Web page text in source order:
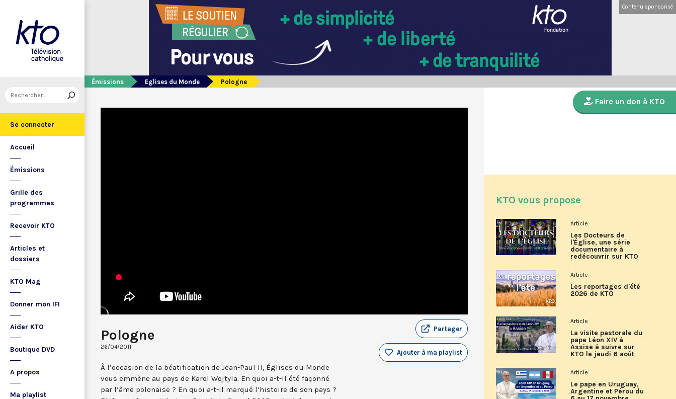
Se connecter
Accueil
Émissions
Grille des
programmes
Recevoir KTO
Articles et
dossiers
KTO Mag
Donner mon IFI
Aider KTO
Boutique DVD
A propos
Ma playlist
Contenu sponsorisé
Émissions Eglises du Monde Pologne
Pologne
26/04/2011
Partager
Ajouter à ma playlist
À l’occasion de la béatification de Jean-Paul II, Églises du Monde
vous emmène au pays de Karol Wojtyla. En quoi a-t-il été façonné
par l’âme polonaise ? En quoi a-t-il marqué l’histoire de son pays ?
Faire un don à KTO
KTO vous propose
Article
Les Docteurs de
l'Église, une série
documentaire à
redécouvrir sur KTO
Article
Les reportages d'été
2026 de KTO
Article
La visite pastorale du
pape Léon XIV à
Assise à suivre sur
KTO le jeudi 6 août
Article
Le pape en Uruguay,
Argentine et Pérou du